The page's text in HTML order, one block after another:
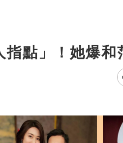
點」！她爆和